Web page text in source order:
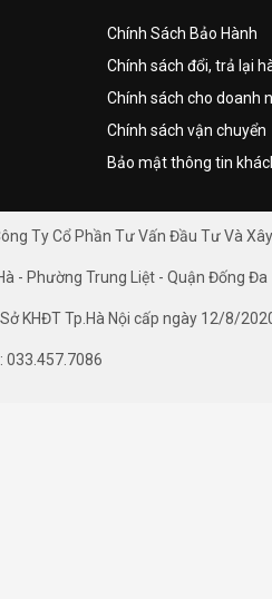
Chính Sách Bảo Hành
Chính sách đổi, trả lại
Chính sách cho doanh
Chính sách vận chuyển
Bảo mật thông tin
Ty Cổ Phần Tư Vấn Đầu Tư Và
- Phường Trung Liệt - Quận Đống Đa
KHĐT Tp.Hà Nội cấp ngày 12/8/
033.457.7086